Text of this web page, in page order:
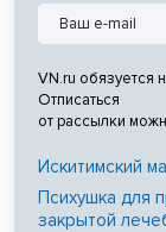
VN.ru обязуется
Отписаться
от рассылки
Искитимский
Психушка для
закрытой